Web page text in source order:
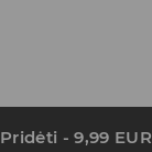
Pridėti -9,99 EUR